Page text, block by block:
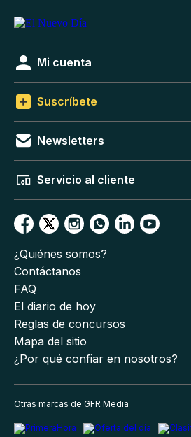
Mi cuenta
Suscríbete
Newsletters
Servicio al cliente
¿Quiénes somos?
Contáctanos
FAQ
El diario de hoy
Reglas de concursos
Mapa del sitio
¿Por qué confiar en nosotros?
Otras marcas de GFR Media